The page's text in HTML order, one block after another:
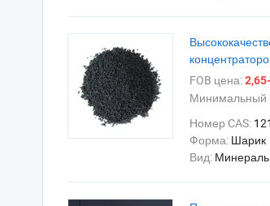
FOB цена:
Минимальный
Номер CAS:
Форма: Шарик
Вид: